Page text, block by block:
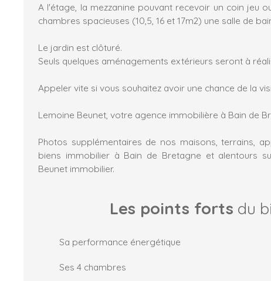
A l'étage, la mezzanine pouvant recevoir un coin jeu
chambres spacieuses (10,5, 16 et 17m2) une salle de
Le jardin est clôturé.
Seuls quelques aménagements extérieurs seront à
Appeler vite si vous souhaitez avoir une chance de la
Lemoine Beunet, votre agence immobilière à Bain de
Photos supplémentaires de nos maisons, terrains,
biens immobilier à Bain de Bretagne et alentours
Beunet immobilier.
Les points forts du
Sa performance énergétique
Ses 4 chambres